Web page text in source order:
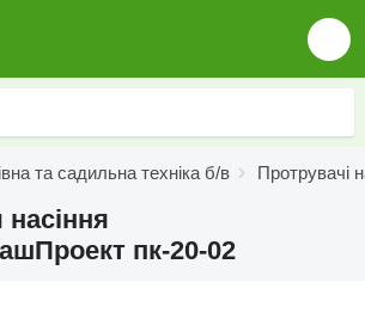
та садильна техніка б/в Протрувачі
пк-20-02